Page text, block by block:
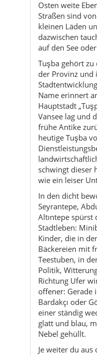
Tuşba gehört zu
der Provinz und
Name erinnert
Hauptstadt
Vansee lag und
frühe Antike
heutige Tuşba
schwingt dieser
wie ein leiser
In den dicht
Seyrantepe,
Altıntepe spürst
Stadtleben:
Kinder, die in
Bäckereien mit
Teestuben, in
Politik,
Richtung Ufer
offener: Gerade
Bardakçı oder
einer ständig
glatt und blau,
Nebel gehüllt.
Je weiter du aus
Kern
Tuşba. In
Bauernhöfe und
Feldern, Weiden
nehmen